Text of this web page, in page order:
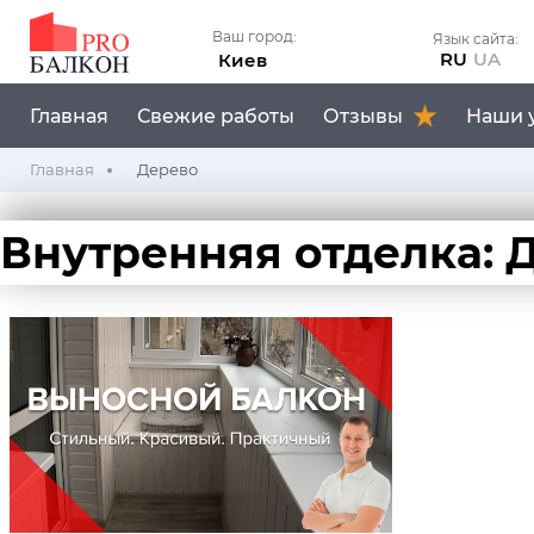
Ваш город:
Киев
Язык сайта:
RU UA
Главная Свежие работы Отзывы Наши
Главная Дерево
Внутренняя отделка: